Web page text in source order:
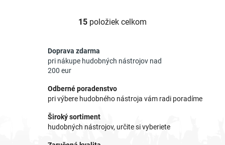
O
á
c
i
p
15 položiek celkom
Doprava zdarma
pri nákupe hudobných nástrojov nad
200 eur
Odberné poradenstvo
pri výbere hudobného nástroja vám radi poradíme
Široký sortiment
hudobných nástrojov, určite si vyberiete